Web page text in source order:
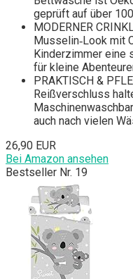
geprüft auf über
MODERNER
Musselin‑Look mit
Kinderzimmer eine
für kleine
PRAKTISCH &
Reißverschluss
auch nach vielen
26,90 EUR
Bei Amazon ansehen
Bestseller Nr. 19